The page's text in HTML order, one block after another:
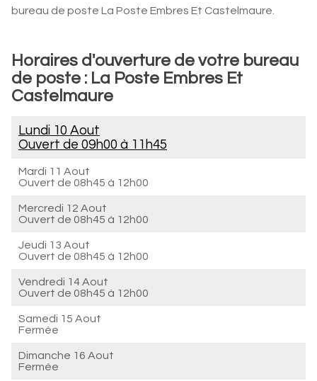
bureau de poste La Poste Embres Et Castelmaure.
Horaires d'ouverture de votre bureau
de poste : La Poste Embres Et
Castelmaure
Lundi 10 Aout
Ouvert de 09h00 à 11h45
Mardi 11 Aout
Ouvert de 08h45 à 12h00
Mercredi 12 Aout
Ouvert de 08h45 à 12h00
Jeudi 13 Aout
Ouvert de 08h45 à 12h00
Vendredi 14 Aout
Ouvert de 08h45 à 12h00
Samedi 15 Aout
Fermée
Dimanche 16 Aout
Fermée